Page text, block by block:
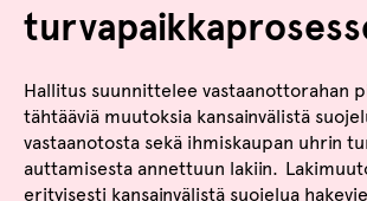
Hallitus suunnittelee vastaanottorahan
tähtääviä muutoksia kansainvälistä
vastaanotosta sekä ihmiskaupan uhrin
auttamisesta annettuun lakiin.
erityisesti kansainvälistä suojelua